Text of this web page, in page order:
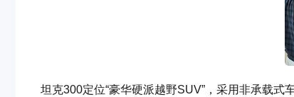
坦克300定位“豪华硬派越野SUV”，采用非承载